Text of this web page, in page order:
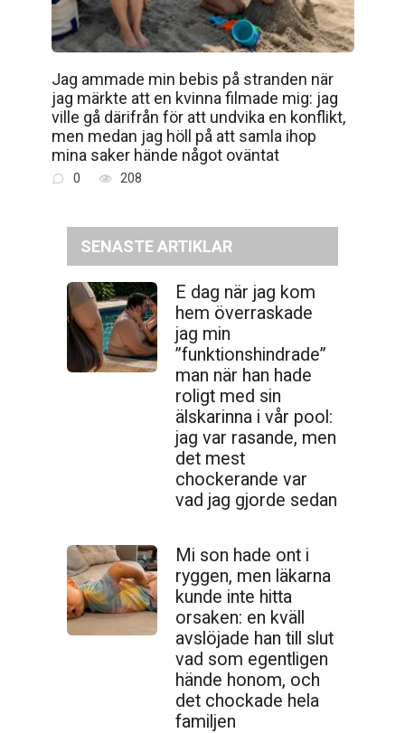
Jag ammade min bebis på stranden när
jag märkte att en kvinna filmade mig: jag
ville gå därifrån för att undvika en konflikt,
men medan jag höll på att samla ihop
mina saker hände något oväntat
0 208
SENASTE ARTIKLAR
E dag när jag kom
hem överraskade
jag min
”funktionshindrade”
man när han hade
roligt med sin
älskarinna i vår pool:
jag var rasande, men
det mest
chockerande var
vad jag gjorde sedan
Mi son hade ont i
ryggen, men läkarna
kunde inte hitta
orsaken: en kväll
avslöjade han till slut
vad som egentligen
hände honom, och
det chockade hela
familjen